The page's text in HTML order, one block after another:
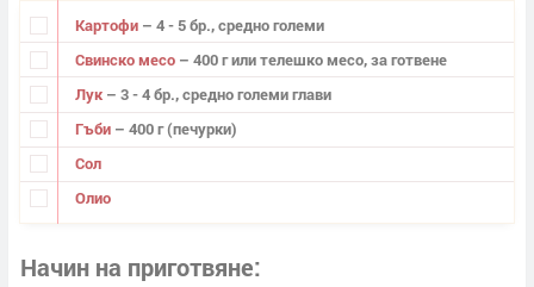
Картофи – 4 - 5 бр., средно големи
Свинско месо – 400 г или телешко месо, за готвене
Лук – 3 - 4 бр., средно големи глави
Гъби – 400 г (печурки)
Сол
Олио
Начин на приготвяне